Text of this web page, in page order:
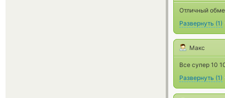
Отличный
Развернуть (1)
Макс
Все супер 10
Развернуть (1)